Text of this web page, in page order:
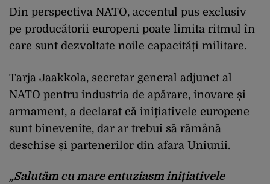
Din perspectiva NATO, accentul pus exclusiv
pe producătorii europeni poate limita ritmul în
care sunt dezvoltate noile capacități militare.
Tarja Jaakkola, secretar general adjunct al
NATO pentru industria de apărare, inovare și
armament, a declarat că inițiativele europene
sunt binevenite, dar ar trebui să rămână
deschise și partenerilor din afara Uniunii.
„Salutăm cu mare entuziasm inițiativele